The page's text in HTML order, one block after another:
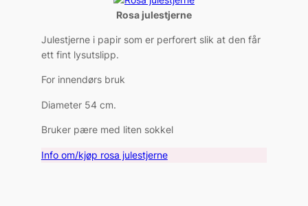
Rosa julestjerne
Julestjerne i papir som er perforert slik at den får
ett fint lysutslipp.
For innendørs bruk
Diameter 54 cm.
Bruker pære med liten sokkel
Info om/kjøp rosa julestjerne